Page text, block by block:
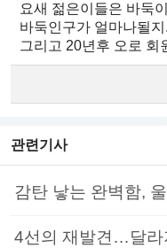
요새 젊은이들은 바둑
바둑인구가 얼마나될지.
그리고 20년후 오로 회
관련기사
감탄 낳는 완벽함,
4선의 재발견…달라